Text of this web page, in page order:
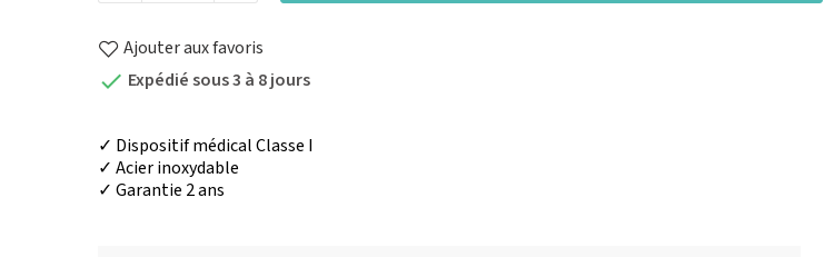
Ajouter aux favoris
 Expédié sous 3 à 8 jours
✓ Dispositif médical Classe I
✓ Acier inoxydable
✓ Garantie 2 ans